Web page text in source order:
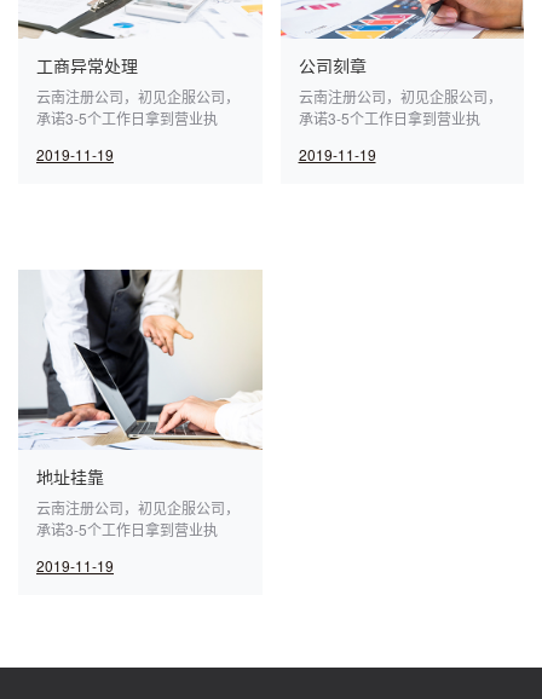
工商异常处理
云南注册公司，初见企服公司，
承诺3-5个工作日拿到营业执
企业服务平台。
2019-11-19
公司刻章
云南注册公司，初见企服公司，
承诺3-5个工作日拿到营业执
企业服务平台。
2019-11-19
地址挂靠
云南注册公司，初见企服公司，
承诺3-5个工作日拿到营业执
企业服务平台。
2019-11-19